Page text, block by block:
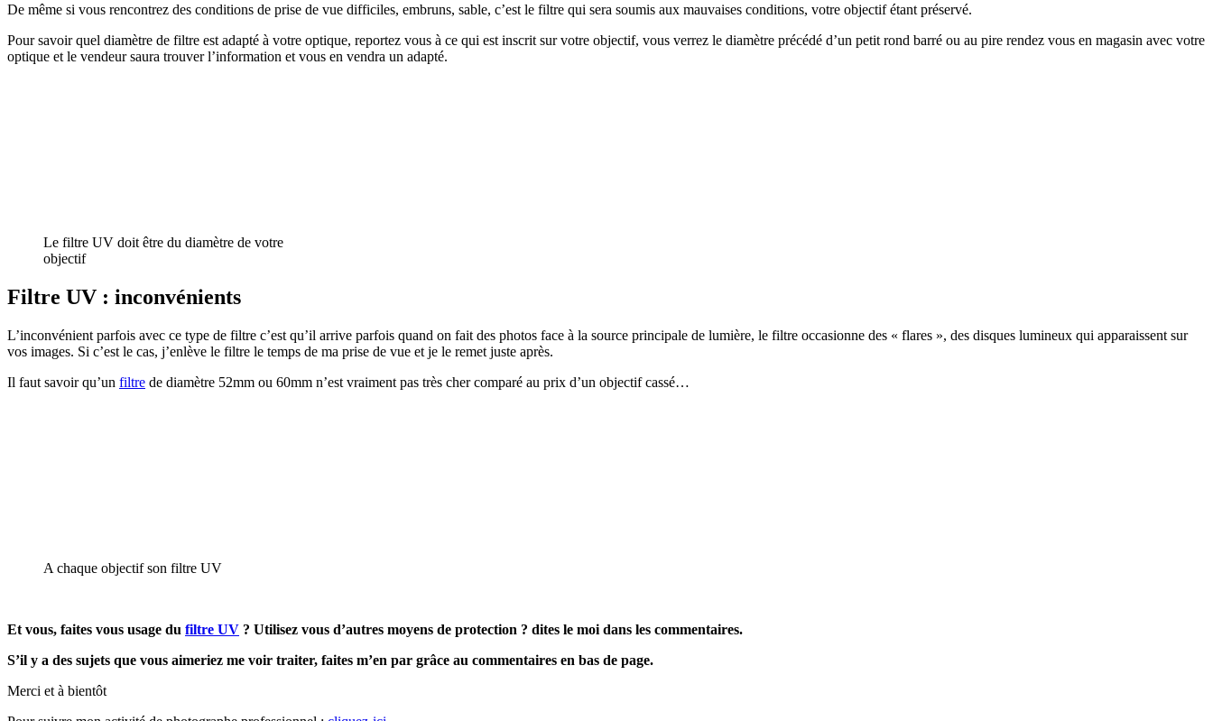
De même si vous rencontrez des conditions de prise de vue difficiles, embruns, sable, c’est le filtre qui sera soumis aux mauvaises conditions, votre objectif étant préservé.
Pour savoir quel diamètre de filtre est adapté à votre optique, reportez vous à ce qui est inscrit sur votre objectif, vous verrez le diamètre précédé d’un petit rond barré ou au pire rendez vous en magasin avec votre
optique et le vendeur saura trouver l’information et vous en vendra un adapté.
Le filtre UV doit être du diamètre de votre
objectif
Filtre UV : inconvénients
L’inconvénient parfois avec ce type de filtre c’est qu’il arrive parfois quand on fait des photos face à la source principale de lumière, le filtre occasionne des « flares », des disques lumineux qui apparaissent sur
vos images. Si c’est le cas, j’enlève le filtre le temps de ma prise de vue et je le remet juste après.
Il faut savoir qu’un filtre de diamètre 52mm ou 60mm n’est vraiment pas très cher comparé au prix d’un objectif cassé…
A chaque objectif son filtre UV
Et vous, faites vous usage du filtre UV ? Utilisez vous d’autres moyens de protection ? dites le moi dans les commentaires.
S’il y a des sujets que vous aimeriez me voir traiter, faites m’en par grâce au commentaires en bas de page.
Merci et à bientôt